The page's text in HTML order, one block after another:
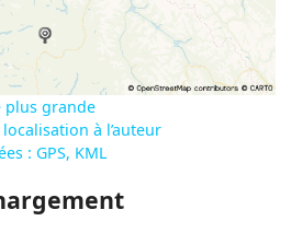
plus grande
à l’auteur
: GPS, KML